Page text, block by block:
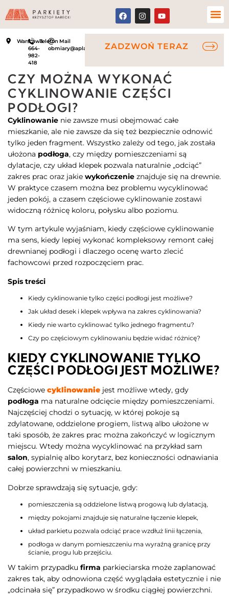
WarszawaTelefon
664-
982-
418
Mail
obmiary@aplauz.net.plZADZWOŃ TERAZ
CZY MOŻNA WYKONAĆ
CYKLINOWANIE CZĘŚCI
PODŁOGI?
Cyklinowanie nie zawsze musi obejmować całe
mieszkanie, ale nie zawsze da się też bezpiecznie odnowić
tylko jeden fragment. Wszystko zależy od tego, jak została
ułożona podłoga, czy między pomieszczeniami są
dylatacje, czy układ klepek pozwala naturalnie „odciąć”
zakres prac oraz jakie wykończenie znajduje się na drewnie.
W praktyce czasem można bez problemu wycyklinować
jeden pokój, a czasem częściowe cyklinowanie zostawi
widoczną różnicę koloru, połysku albo poziomu.
W tym artykule wyjaśniam, kiedy częściowe cyklinowanie
ma sens, kiedy lepiej wykonać kompleksowy remont całej
drewnianej podłogi i dlaczego ocenę warto zlecić
fachowcowi przed rozpoczęciem prac.
Spis treści
Kiedy cyklinowanie tylko części podłogi jest możliwe?
Jak układ desek i klepek wpływa na zakres cyklinowania?
Kiedy nie warto cyklinować tylko jednego fragmentu?
Czy po częściowym cyklinowaniu będzie widać różnicę?
KIEDY CYKLINOWANIE TYLKO
CZĘŚCI PODŁOGI JEST MOŻLIWE?
Częściowe cyklinowanie jest możliwe wtedy, gdy
podłoga ma naturalne odcięcie między pomieszczeniami.
Najczęściej chodzi o sytuację, w której pokoje są
zdylatowane, oddzielone progiem, listwą albo ułożone w
taki sposób, że zakres prac można zakończyć w logicznym
miejscu. Wtedy można wycyklinować na przykład sam
salon, sypialnię albo korytarz, bez konieczności odnawiania
całej powierzchni w mieszkaniu.
Dobrze sprawdzają się sytuacje, gdy:
pomieszczenia są oddzielone listwą progową lub dylatacją,
między pokojami znajduje się naturalne łączenie klepek,
układ parkietu pozwala odciąć prace wzdłuż linii łączenia,
podłoga w danym pomieszczeniu ma wyraźną granicę przy
ścianie, progu lub przejściu.
W takim przypadku firma parkieciarska może zaplanować
zakres tak, aby odnowiona część wyglądała estetycznie i nie
„odcinała się” przypadkowo w środku ciągłej powierzchni.